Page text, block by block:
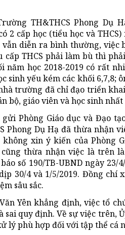
TH&THCS Phong Dụ
2 cấp học (tiểu học và
vẫn diễn ra bình thường,
cấp THCS phải làm bù thì
năm học 2018-2019 có rất
sinh yếu kém các khối
trường đã chỉ đạo triển
bộ, giáo viên và học sinh
Phòng Giáo dục và Đạo
Phong Dụ Hạ đã thừa nhận
xin ý kiến của Phòng
cũng thừa nhận việc là trên
số 190/TB-UBND ngày
30/4 và 1/5/2019. Đồng
sâu sắc.
Yên khẳng định, việc tổ
sai quy định. Về sự việc trên,
lý phù hợp đối với tập thể cá